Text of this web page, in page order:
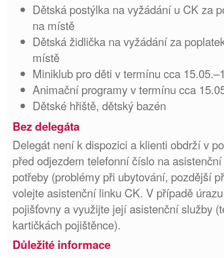
Dětská postýlka na vyžádání u CK za
na místě
Dětská židlička na vyžádání za
místě
Miniklub pro děti v termínu cca
Animační programy v termínu cca
Dětské hřiště, dětský bazén
Bez delegáta
Delegát není k dispozici a klienti obdrží v
před odjezdem telefonní číslo na
potřeby (problémy při ubytování, pozdější
volejte asistenční linku CK. V případě
pojišťovny a využijte její asistenční služby
kartičkách pojištěnce).
Důležité informace